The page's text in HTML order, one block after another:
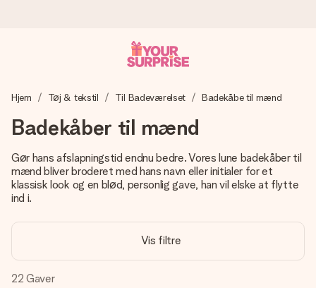
Vi laver din gave med omhu og sender den lynhurtigt – så
betyder allermest.
4,7 (baseret på +15.000 anmeldelser)
Reviews.
Hjem Tøj & tekstil Til Badeværelset Badekåbe til mænd
Badekåber til mænd
Gør hans afslapningstid endnu bedre. Vores lune badekåber til
mænd bliver broderet med hans navn eller initialer for et
klassisk look og en blød, personlig gave, han vil elske at flytte
ind i.
Vis filtre
22 Gaver